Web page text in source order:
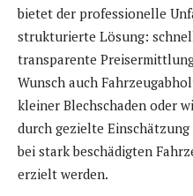
bietet der professionelle
strukturierte Lösung:
transparente
Wunsch auch
kleiner Blechschaden oder
durch gezielte
bei stark beschädigten
erzielt werden.